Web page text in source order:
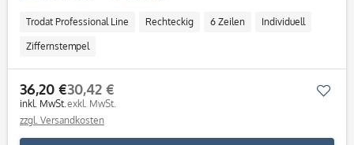
Trodat Professional Line Rechteckig 6 Zeilen Individuell
Ziffernstempel
36,20 €
inkl. MwSt.
30,42 €
exkl. MwSt.
zzgl. Versandkosten